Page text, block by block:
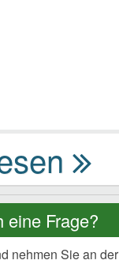
eine Frage?
nehmen Sie an